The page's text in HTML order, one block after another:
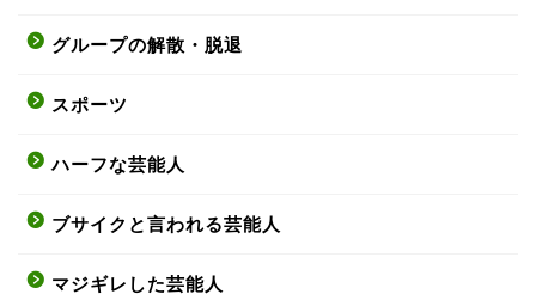
グループの解散・脱退
スポーツ
ハーフな芸能人
ブサイクと言われる芸能人
マジギレした芸能人